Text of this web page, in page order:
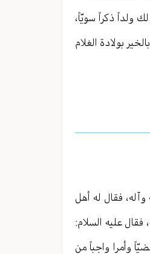
ولداً ذكراً سويّاً،
بولادة الغلام
فقال له أهل
فقال عليه السلام:
وأمرا واجباً من